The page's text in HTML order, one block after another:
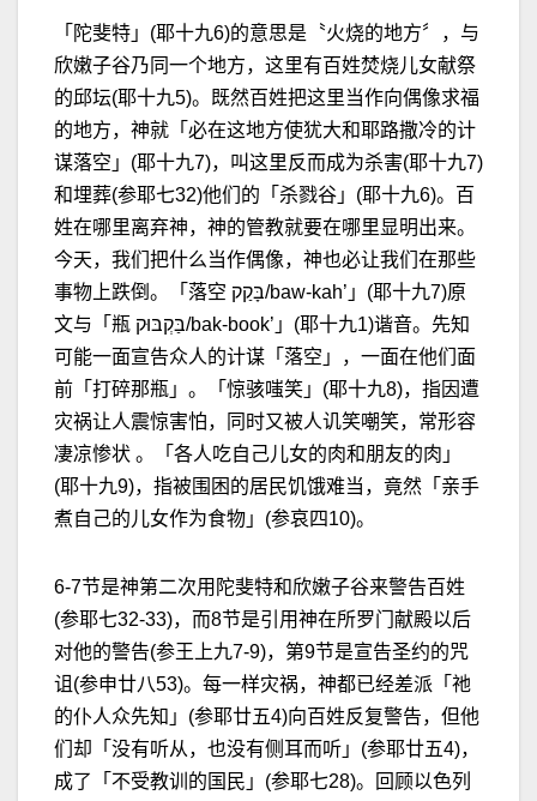
「陀斐特」(耶十九6)的意思是〝火烧的地方〞，与
欣嫩子谷乃同一个地方，这里有百姓焚烧儿女献祭
的邱坛(耶十九5)。既然百姓把这里当作向偶像求福
的地方，神就「必在这地方使犹大和耶路撒冷的计
谋落空」(耶十九7)，叫这里反而成为杀害(耶十九7)
和埋葬(参耶七32)他们的「杀戮谷」(耶十九6)。百
姓在哪里离弃神，神的管教就要在哪里显明出来。
今天，我们把什么当作偶像，神也必让我们在那些
事物上跌倒。「落空 בָּקַק/baw-kah’」(耶十九7)原
文与「瓶 בַּקְבּוּק/bak-book’」(耶十九1)谐音。先知
可能一面宣告众人的计谋「落空」，一面在他们面
前「打碎那瓶」。「惊骇嗤笑」(耶十九8)，指因遭
灾祸让人震惊害怕，同时又被人讥笑嘲笑‌，常形容
凄凉惨状 。「各人吃自己儿女的肉和朋友的肉」
(耶十九9)，指被围困的居民饥饿难当，竟然「亲手
煮自己的儿女作为食物」(参哀四10)。‌‌‌
6-7节是神第二次用陀斐特和欣嫩子谷来警告百姓
(参耶七32-33)，而8节是引用神在所罗门献殿以后
对他的警告(参王上九7-9)，第9节是宣告圣约的咒
诅(参申廿八53)。每一样灾祸，神都已经差派「祂
的仆人众先知」(参耶廿五4)向百姓反复警告，但他
们却「没有听从，也没有侧耳而听」(参耶廿五4)，
成了「不受教训的国民」(参耶七28)。回顾以色列